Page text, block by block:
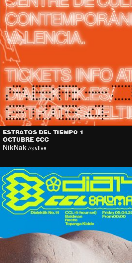
ESTRATOS DEL TIEMPO 1
OCTUBRE CCC
NikNak Iretilive